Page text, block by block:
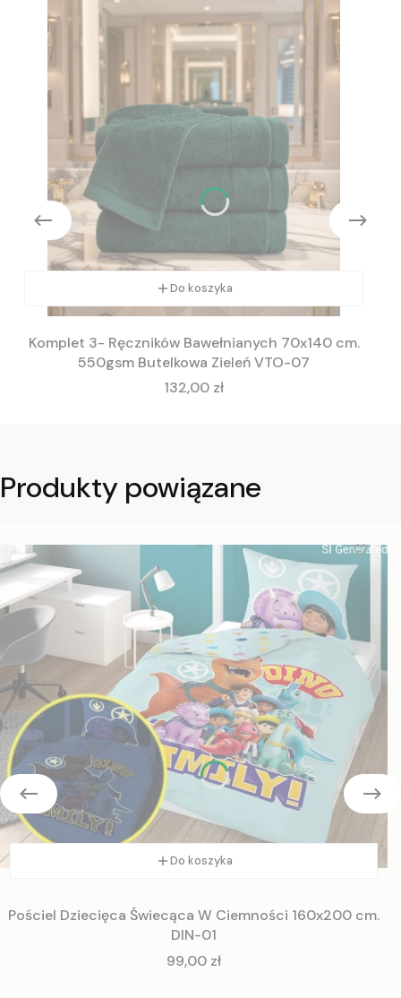
Do koszyka
Komplet 3- Ręczników Bawełnianych 70x140 cm.
550gsm Butelkowa Zieleń VTO-07
Cena
132,00 zł
Produkty powiązane
Do koszyka
Pościel Dziecięca Świecąca W Ciemności 160x200 cm.
DIN-01
Cena
99,00 zł